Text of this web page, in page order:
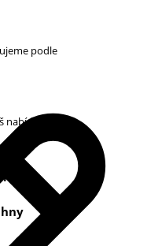
podle
nabídky podle